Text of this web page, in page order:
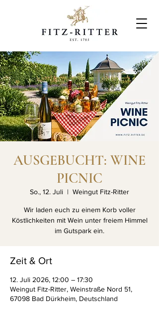
AUSGEBUCHT: WINE
PICNIC
So., 12. Juli
  |
Weingut Fitz-Ritter
Wir laden euch zu einem Korb voller
Köstlichkeiten mit Wein unter freiem Himmel
im Gutspark ein.
Zeit & Ort
12. Juli 2026, 12:00 – 17:30
Weingut Fitz-Ritter, Weinstraße Nord 51,
67098 Bad Dürkheim, Deutschland